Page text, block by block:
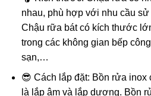
nhau, phù hợp với nhu cầu
Chậu rữa bát có kích thước
trong các không gian bếp
sạn,…
😎 Cách lắp đặt: Bồn rửa inox
là lắp âm và lắp dương. Bồn